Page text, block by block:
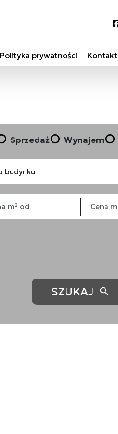
Polityka prywatności Kontakt
Sprzedaż Wynajem
SZUKAJ